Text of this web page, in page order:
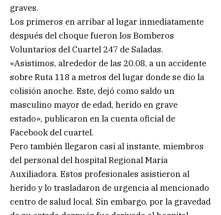
graves.
Los primeros en arribar al lugar inmediatamente
después del choque fueron los Bomberos
Voluntarios del Cuartel 247 de Saladas.
«Asistimos, alrededor de las 20.08, a un accidente
sobre Ruta 118 a metros del lugar donde se dio la
colisión anoche. Este, dejó como saldo un
masculino mayor de edad, herido en grave
estado», publicaron en la cuenta oficial de
Facebook del cuartel.
Pero también llegaron casi al instante, miembros
del personal del hospital Regional María
Auxiliadora. Estos profesionales asistieron al
herido y lo trasladaron de urgencia al mencionado
centro de salud local. Sin embargo, por la gravedad